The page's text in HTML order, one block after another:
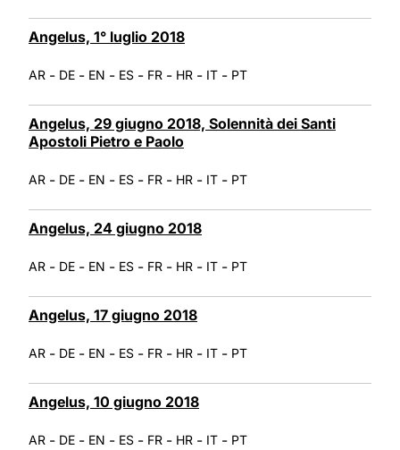
Angelus, 1° luglio 2018
AR - DE - EN - ES - FR - HR - IT - PT
Angelus, 29 giugno 2018, Solennità dei Santi
Apostoli Pietro e Paolo
AR - DE - EN - ES - FR - HR - IT - PT
Angelus, 24 giugno 2018
AR - DE - EN - ES - FR - HR - IT - PT
Angelus, 17 giugno 2018
AR - DE - EN - ES - FR - HR - IT - PT
Angelus, 10 giugno 2018
AR - DE - EN - ES - FR - HR - IT - PT